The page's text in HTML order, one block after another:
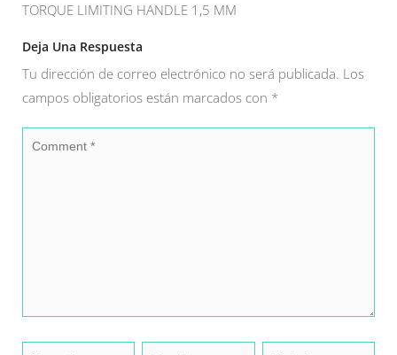
TORQUE LIMITING HANDLE 1,5 MM
Deja Una Respuesta
Tu dirección de correo electrónico no será publicada. Los
campos obligatorios están marcados con *